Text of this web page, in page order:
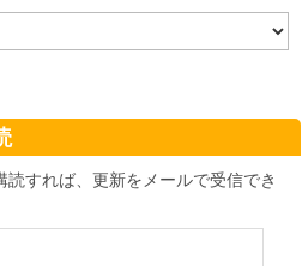
読すれば、更新をメールで受信でき